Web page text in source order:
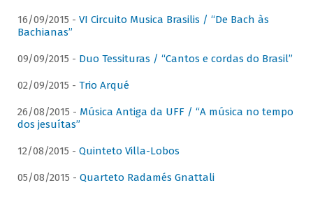
16/09/2015 - VI Circuito Musica Brasilis / “De Bach às
Bachianas”
09/09/2015 - Duo Tessituras / “Cantos e cordas do Brasil”
02/09/2015 - Trio Arqué
26/08/2015 - Música Antiga da UFF / “A música no tempo
dos jesuítas”
12/08/2015 - Quinteto Villa-Lobos
05/08/2015 - Quarteto Radamés Gnattali